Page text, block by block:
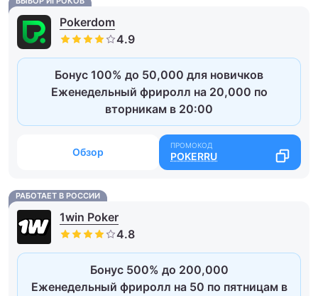
Pokerdom
Бонус 100% до 50,000 для новичков
Еженедельный фриролл на 20,000 по
вторникам в 20:00
Обзор POKERRU
РАБОТАЕТ В РОССИИ
1win Poker
Бонус 500% до 200,000
Еженедельный фриролл на 50 по пятницам в